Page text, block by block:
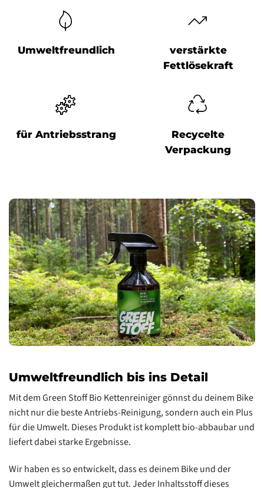
Umweltfreundlich
verstärkte
Fettlösekraft
für Antriebsstrang
Recycelte
Verpackung
Umweltfreundlich bis ins Detail
Mit dem Green Stoff Bio Kettenreiniger gönnst du deinem Bike
nicht nur die beste Antriebs-Reinigung, sondern auch ein Plus
für die Umwelt. Dieses Produkt ist komplett bio-abbaubar und
liefert dabei starke Ergebnisse.
Wir haben es so entwickelt, dass es deinem Bike und der
Umwelt gleichermaßen gut tut. Jeder Inhaltsstoff dieses